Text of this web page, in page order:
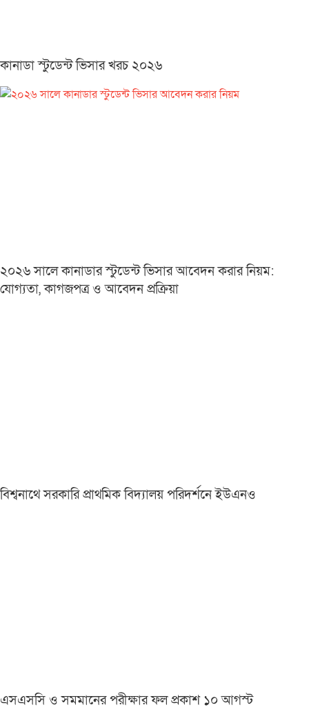
কানাডা স্টুডেন্ট ভিসার খরচ ২০২৬
২০২৬ সালে কানাডার স্টুডেন্ট ভিসার আবেদন করার নিয়ম:
যোগ্যতা, কাগজপত্র ও আবেদন প্রক্রিয়া
বিশ্বনাথে সরকারি প্রাথমিক বিদ্যালয় পরিদর্শনে ইউএনও
এসএসসি ও সমমানের পরীক্ষার ফল প্রকাশ ১০ আগস্ট